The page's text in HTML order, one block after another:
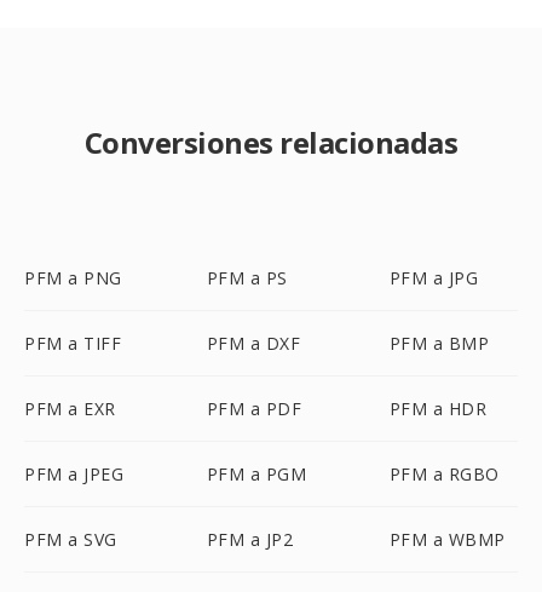
Conversiones relacionadas
PFM a PNG PFM a PS PFM a JPG
PFM a TIFF PFM a DXF PFM a BMP
PFM a EXR PFM a PDF PFM a HDR
PFM a JPEG PFM a PGM PFM a RGBO
PFM a SVG PFM a JP2 PFM a WBMP